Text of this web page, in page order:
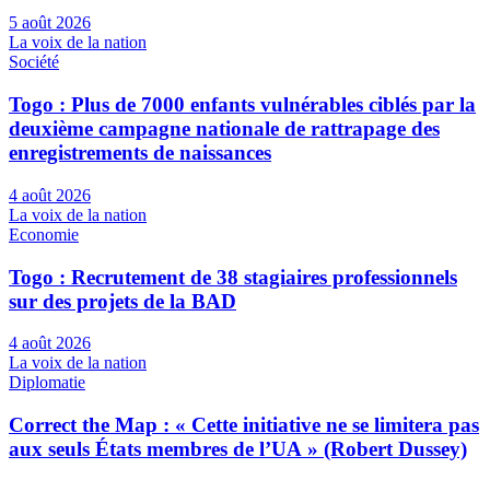
5 août 2026
La voix de la nation
Société
Togo : Plus de 7000 enfants vulnérables ciblés par la
deuxième campagne nationale de rattrapage des
enregistrements de naissances
4 août 2026
La voix de la nation
Economie
Togo : Recrutement de 38 stagiaires professionnels
sur des projets de la BAD
4 août 2026
La voix de la nation
Diplomatie
Correct the Map : « Cette initiative ne se limitera pas
aux seuls États membres de l’UA » (Robert Dussey)